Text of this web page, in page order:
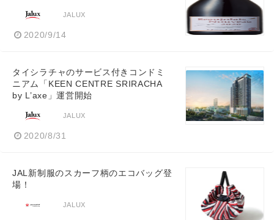
JALUX
2020/9/14
タイシラチャのサービス付きコンドミ
ニアム「KEEN CENTRE SRIRACHA
by L’axe」運営開始
JALUX
2020/8/31
JAL新制服のスカーフ柄のエコバッグ登
場！
JALUX